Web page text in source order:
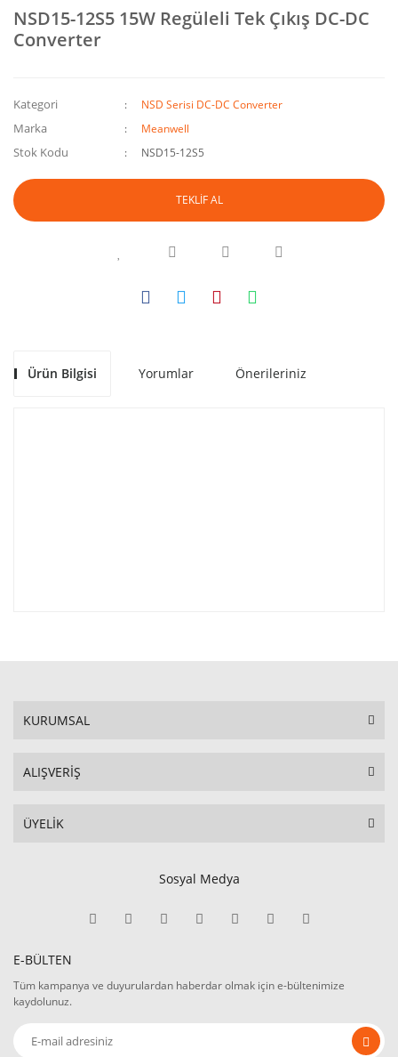
NSD15-12S5 15W Regüleli Tek Çıkış DC-DC
Converter
Kategori NSD Serisi DC-DC Converter
Marka Meanwell
Stok Kodu NSD15-12S5
TEKLİF AL
Ürün Bilgisi Yorumlar Önerileriniz
KURUMSAL
ALIŞVERİŞ
ÜYELİK
Sosyal Medya
E-BÜLTEN
Tüm kampanya ve duyurulardan haberdar olmak için e-bültenimize
kaydolunuz.